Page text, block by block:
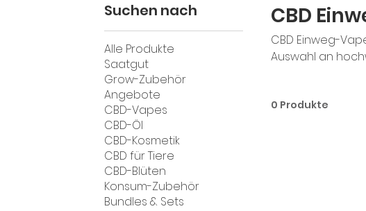
Suchen nach
Alle Produkte
Saatgut
Grow-Zubehör
Angebote
CBD-Vapes
CBD-Öl
CBD-Kosmetik
CBD für Tiere
CBD-Blüten
Konsum-Zubehör
Bundles & Sets
CBD
CBD Einweg-
Auswahl an
Waldfrucht und
0 Produkte